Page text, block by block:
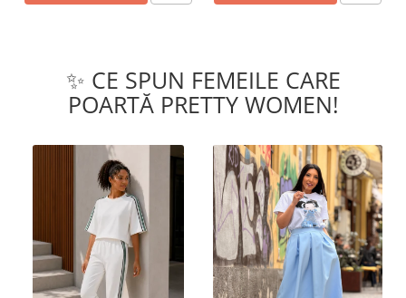
✨ CE SPUN FEMEILE CARE
POARTĂ PRETTY WOMEN!